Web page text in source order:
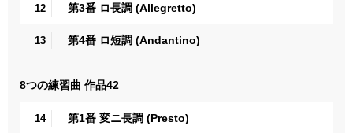
12 第3番 ロ長調 (Allegretto)
13 第4番 ロ短調 (Andantino)
8つの練習曲 作品42
14 第1番 変ニ長調 (Presto)